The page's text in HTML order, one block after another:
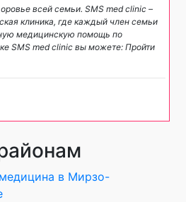
всей семьи. SMS med clinic –
клиника, где каждый член семьи
медицинскую помощь по
SMS med clinic вы можете: Пройти
в Мирзо-